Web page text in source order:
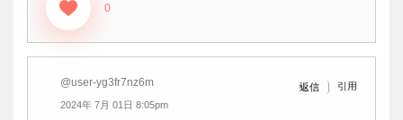
0
@user-yg3fr7nz6m
2024年 7月 01日 8:05pm
返信 引用